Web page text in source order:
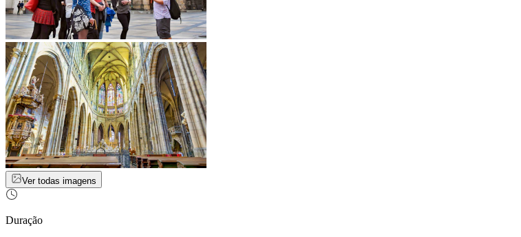
Ver todas imagens
Duração